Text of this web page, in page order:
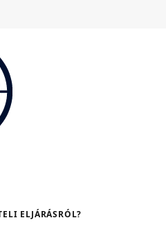
ELJÁRÁSRÓL?